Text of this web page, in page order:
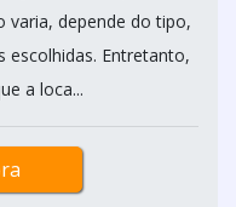
varia, depende do tipo,
escolhidas. Entretanto,
a loca...